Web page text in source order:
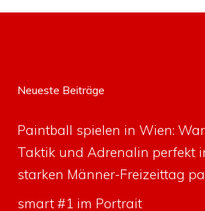
Neueste Beiträge
Paintball spielen in Wien:
Taktik und Adrenalin perfekt
starken Männer-Freizeittag
smart #1 im Portrait